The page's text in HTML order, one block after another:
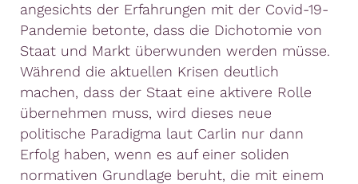
angesichts der Erfahrungen mit der Covid-19-
Pandemie betonte, dass die Dichotomie von
Staat und Markt überwunden werden müsse.
Während die aktuellen Krisen deutlich
machen, dass der Staat eine aktivere Rolle
übernehmen muss, wird dieses neue
politische Paradigma laut Carlin nur dann
Erfolg haben, wenn es auf einer soliden
normativen Grundlage beruht, die mit einem